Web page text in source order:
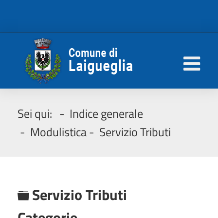
Sei qui:
Indice generale
Modulistica
Servizio Tributi
C
a
Servizio Tributi